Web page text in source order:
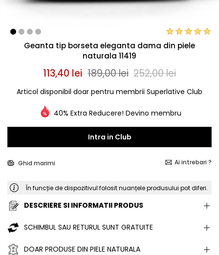
Geanta tip borseta eleganta dama din piele
naturala 11419
113,40 lei 189,00 lei 252,00 lei
Articol disponibil doar pentru membrii Superlative Club
40% Extra Reducere! Devino membru
Intra in Club
Ghid marimi Ai intrebari ?
În funcție de dispozitivul folosit nuanțele produsului pot diferi.
DESCRIERE SI INFORMATII PRODUS
SCHIMBUL SAU RETURUL SUNT GRATUITE
DOAR PRODUSE DIN PIELE NATURALA